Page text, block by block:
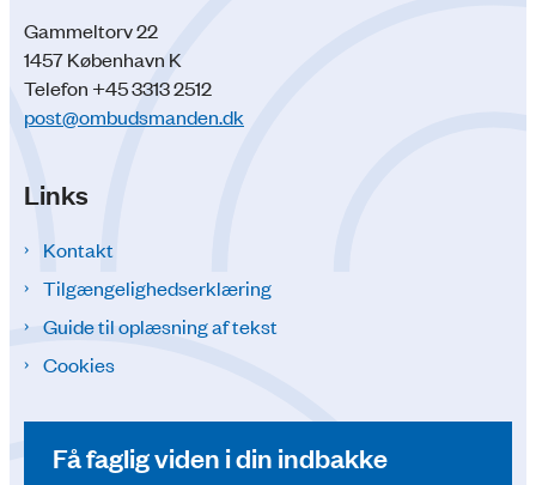
Gammeltorv 22
1457 København K
Telefon +45 3313 2512
post@ombudsmanden.dk
Links
Kontakt
Tilgængelighedserklæring
Guide til oplæsning af tekst
Cookies
Få faglig viden i din indbakke